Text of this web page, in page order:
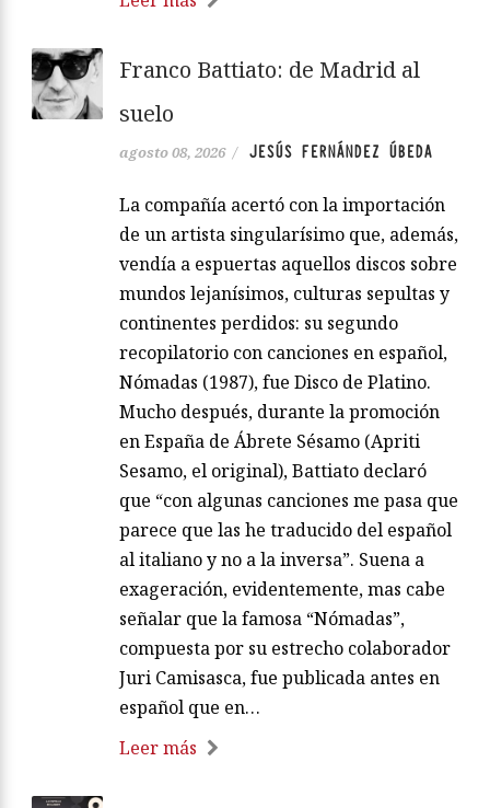
Franco Battiato: de Madrid al
suelo
agosto 08, 2026 / JESÚS FERNÁNDEZ ÚBEDA
La compañía acertó con la importación
de un artista singularísimo que, además,
vendía a espuertas aquellos discos sobre
mundos lejanísimos, culturas sepultas y
continentes perdidos: su segundo
recopilatorio con canciones en español,
Nómadas (1987), fue Disco de Platino.
Mucho después, durante la promoción
en España de Ábrete Sésamo (Apriti
Sesamo, el original), Battiato declaró
que “con algunas canciones me pasa que
parece que las he traducido del español
al italiano y no a la inversa”. Suena a
exageración, evidentemente, mas cabe
señalar que la famosa “Nómadas”,
compuesta por su estrecho colaborador
Juri Camisasca, fue publicada antes en
español que en…
Leer más